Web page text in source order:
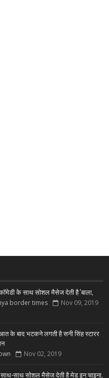
के साथ सोशल मैसेज देती है 'बाला,
border times Nov 09, 2019
के बाद भटकने लगती है सनी सिंह स्टारर
Nov 02, 2019
साथ सोशल मैसेज देती है मेड इन चाइना,